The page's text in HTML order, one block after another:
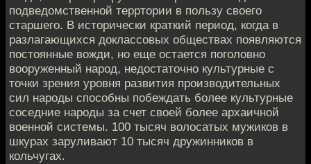
подведомственной терртории в пользу своего
старшего. В исторически краткий период, когда в
разлагающихся доклассовых обществах появляются
постоянные вожди, но еще остается поголовно
вооруженный народ, недостаточно культурные с
точки зрения уровня развития производительных
сил народы способны побеждать более культурные
соседние народы за счет своей более архаичной
военной системы. 100 тысяч волосатых мужиков в
шкурах заруливают 10 тысяч дружинников в
кольчугах.